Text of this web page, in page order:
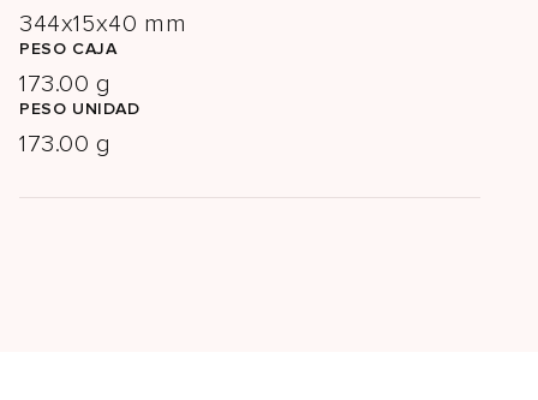
344x15x40 mm
PESO CAJA
173.00 g
PESO UNIDAD
173.00 g